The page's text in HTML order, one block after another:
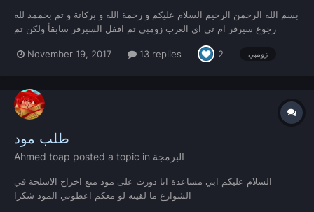
بسم الله الرحمن الرحيم السلام عليكم و رحمة الله و بركاتة و تم بحممد لله
رجوع سيرفر ام تي اي العرب زومبي تم اقفل السيرفر سابقأ ولكن تم
mtasa://46.105.250.205:26000 ادارهـ السيرفر : Mr.SA...
November 19, 2017 13 replies 2 زومبي
طلب مود
Ahmed toap posted a topic in البرمجة
السلام عليكم ابي مساعدة انا دورت على مود منع اخراج الاسلحة في
الشوارع ما لقيته لو معكم اعطوني المود شكرا